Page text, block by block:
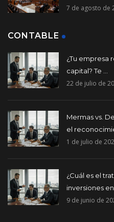
7 de agosto de
CONTABLE
¿Tu empresa
capital? Te ...
22 de julio de
Mermas vs.
el
1 de julio de
¿Cuál es el
inversiones en
9 de junio de